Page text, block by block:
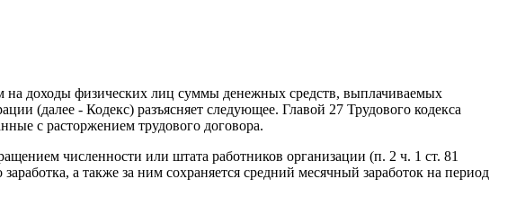
на доходы физических лиц суммы денежных средств, выплачиваемых
(далее - Кодекс) разъясняет следующее. Главой 27 Трудового кодекса
с расторжением трудового договора.
численности или штата работников организации (п. 2 ч. 1 ст. 81
а также за ним сохраняется средний месячный заработок на период